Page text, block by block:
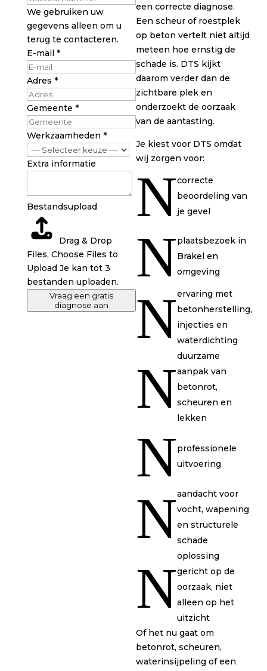
We gebruiken uw
gegevens alleen om u
terug te contacteren.
E-mail *
Adres *
Gemeente *
Werkzaamheden *
Extra informatie
Extra
Gemeente
Layout
Bestandsupload
Drag & Drop
Files, Choose Files to
Upload Je kan tot 3
bestanden uploaden.
Vraag een gratis
diagnose aan
een correcte diagnose.
Een scheur of roestplek
op beton vertelt niet altijd
meteen hoe ernstig de
schade is. DTS kijkt
daarom verder dan de
zichtbare plek en
onderzoekt de oorzaak
van de aantasting.
Je kiest voor DTS omdat
wij zorgen voor:
Ncorrecte
beoordeling van
je gevel
Nplaatsbezoek in
Brakel en
omgeving
Nervaring met
betonherstelling,
injecties en
waterdichting
N
duurzame
aanpak van
betonrot,
scheuren en
lekken
Nprofessionele
uitvoering
Naandacht voor
vocht, wapening
en structurele
schade
N
oplossing
gericht op de
oorzaak, niet
alleen op het
uitzicht
Of het nu gaat om
betonrot, scheuren,
waterinsijpeling of een